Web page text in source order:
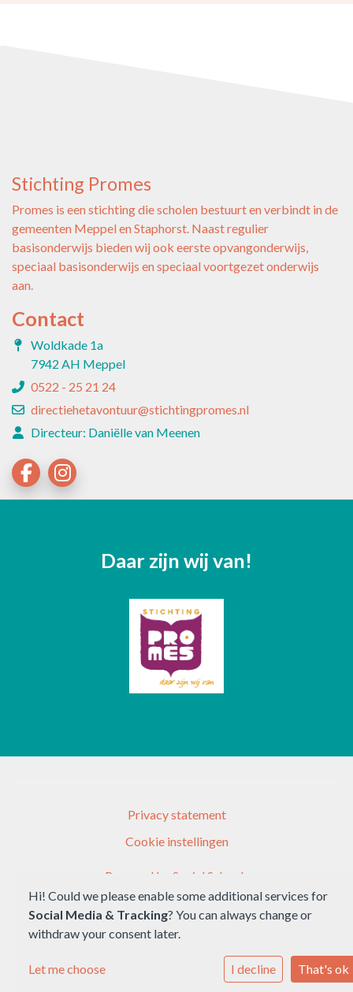
Stichting Promes
Promes is een stichting die scholen bestuurt en verbindt in de
gemeenten Meppel en Staphorst. Naast regulier
basisonderwijs bieden wij ook eerste opvangonderwijs,
speciaal basisonderwijs en speciaal voortgezet onderwijs
aan.
Contact
Woldkade 1a
7942 AH Meppel
0522 - 25 21 24
directiehetavontuur@stichtingpromes.nl
Directeur: Daniëlle van Meenen
Daar zijn wij van!
Privacy statement
Cookie instellingen
Powered by Social Schools
Hi! Could we please enable some additional services for
Social Media & Tracking? You can always change or
withdraw your consent later.
Let me choose I decline That's ok